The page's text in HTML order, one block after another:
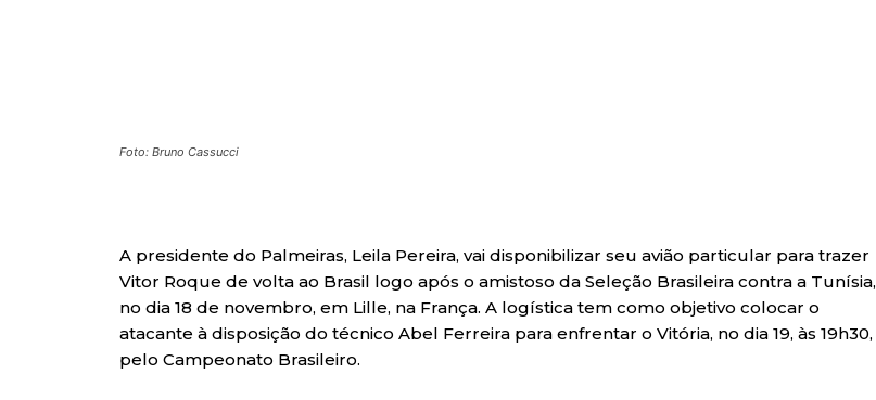
Foto: Bruno Cassucci
A presidente do Palmeiras, Leila Pereira, vai disponibilizar seu avião particular para trazer
Vitor Roque de volta ao Brasil logo após o amistoso da Seleção Brasileira contra a Tunísia,
no dia 18 de novembro, em Lille, na França. A logística tem como objetivo colocar o
atacante à disposição do técnico Abel Ferreira para enfrentar o Vitória, no dia 19, às 19h30,
pelo Campeonato Brasileiro.